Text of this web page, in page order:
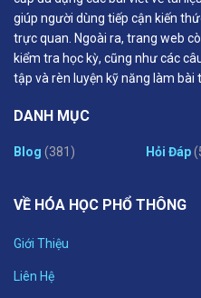
giúp người dùng tiếp cận kiến
trực quan. Ngoài ra, trang web
kiểm tra học kỳ, cũng như các
tập và rèn luyện kỹ năng làm bài
DANH MỤC
Blog (381) Hỏi Đáp
VỀ HÓA HỌC PHỔ THÔNG
Giới Thiệu
Liên Hệ